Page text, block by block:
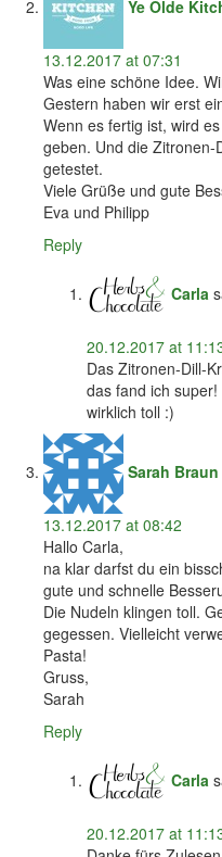
Ye Olde
13.12.2017 at 07:31
Was eine schöne Idee.
Gestern haben wir erst
Wenn es fertig ist, wird
geben. Und die Zitronen-
getestet.
Viele Grüße und gute
Eva und Philipp
Reply
Carla
20.12.2017 at
Das Zitronen-Dill-
das fand ich
wirklich toll :)
Sarah Braun
13.12.2017 at 08:42
Hallo Carla,
na klar darfst du ein
gute und schnelle
Die Nudeln klingen toll.
gegessen. Vielleicht
Pasta!
Gruss,
Sarah
Reply
Carla
20.12.2017 at